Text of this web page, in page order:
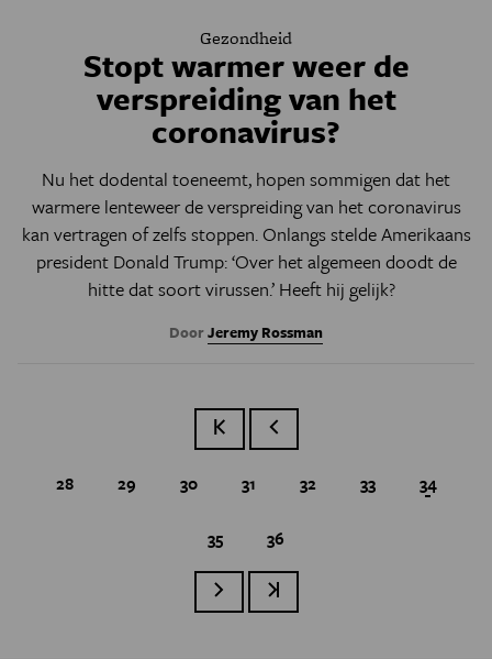
Gezondheid
Stopt warmer weer de
verspreiding van het
coronavirus?
Nu het dodental toeneemt, hopen sommigen dat het
warmere lenteweer de verspreiding van het coronavirus
kan vertragen of zelfs stoppen. Onlangs stelde Amerikaans
president Donald Trump: ‘Over het algemeen doodt de
hittedat soort virussen.’ Heeft hij gelijk?
DoorJeremy Rossman
Paginatie
Eerste paginaVorige pagina
Page
28 Page
29 Page
30 Page
31 Page
32 Page
33 Huidige
34
Page
35 Page
36
Volgende paginaLaatste pagina